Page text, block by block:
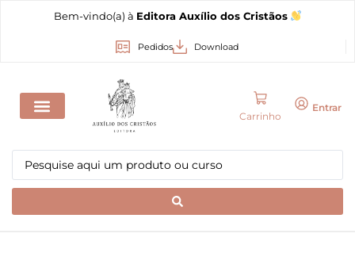
Bem-vindo(a) à Editora Auxílio dos Cristãos
Pedidos Download
Carrinho
Entrar